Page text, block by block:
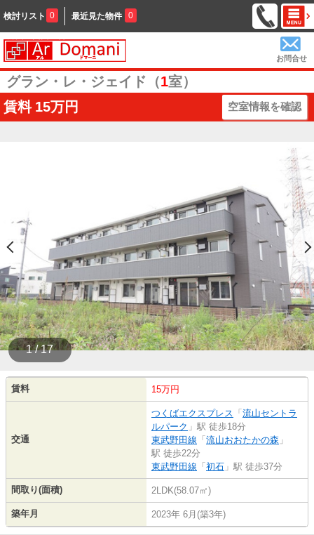
検討リスト 0 最近見た物件 0
お問合せ
グラン・レ・ジェイド（1室）
賃料 15万円 空室情報を確認
1 / 17
賃料 15万円
交通
つくばエクスプレス 「 流山セントラ
ルパーク 」駅 徒歩18分
東武野田線 「 流山おおたかの森 」
駅 徒歩22分
東武野田線 「 初石 」駅 徒歩37分
間取り(面積) 2LDK(58.07㎡)
築年月 2023年 6月(築3年)